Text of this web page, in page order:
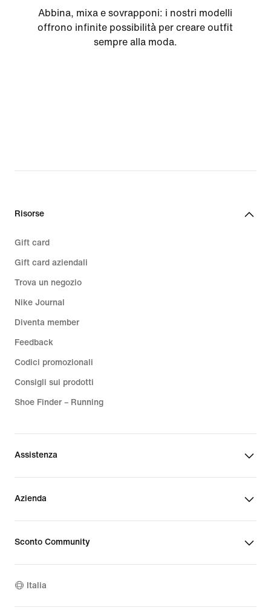
Abbina, mixa e sovrapponi: i nostri modelli
offrono infinite possibilità per creare outfit
sempre alla moda.
Risorse
Gift card
Gift card aziendali
Trova un negozio
Nike Journal
Diventa member
Feedback
Codici promozionali
Consigli sui prodotti
Shoe Finder – Running
Assistenza
Azienda
Sconto Community
Italia